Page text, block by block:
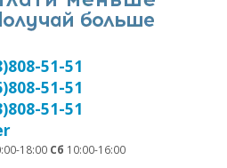
51-51
51-51
51-51
18:00 Сб 10:00-16:00